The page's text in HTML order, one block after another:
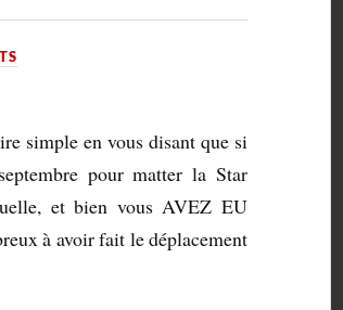
simple en vous disant que si
pour matter la Star
et bien vous AVEZ EU
à avoir fait le déplacement